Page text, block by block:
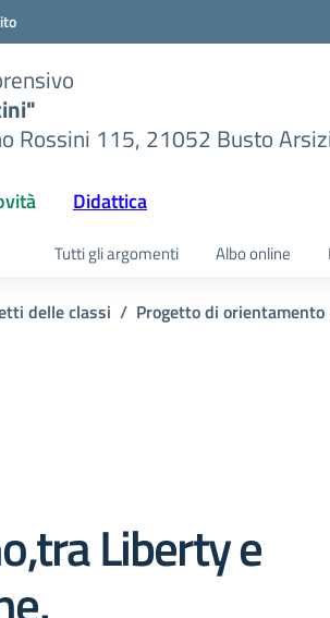
Rossini 115, 21052 Busto
Didattica
Tutti gli argomenti Albo online
delle classi Progetto di orientamento
Liberty e